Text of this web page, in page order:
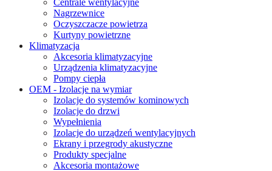
Centrale wentylacyjne
Nagrzewnice
Oczyszczacze powietrza
Kurtyny powietrzne
Klimatyzacja
Akcesoria klimatyzacyjne
Urządzenia klimatyzacyjne
Pompy ciepła
OEM - Izolacje na wymiar
Izolacje do systemów kominowych
Izolacje do drzwi
Wypełnienia
Izolacje do urządzeń wentylacyjnych
Ekrany i przegrody akustyczne
Produkty specjalne
Akcesoria montażowe